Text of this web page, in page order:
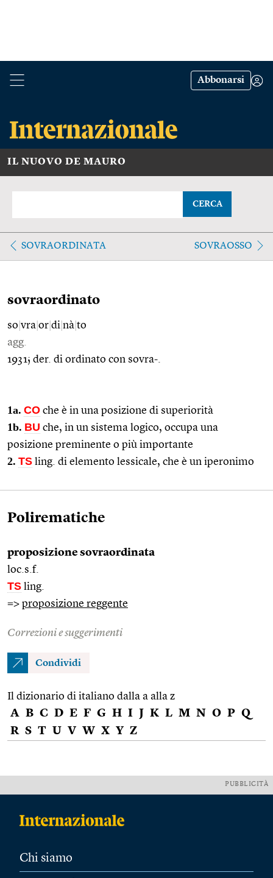
Abbonarsi
IL NUOVO DE MAURO
CERCA
SOVRAORDINATA SOVRAOSSO
sovraordinato
so vra or di nà to
agg.
1931; der. di ordinato con sovra-.
1a. CO che è in una posizione di superiorità
1b. BU che, in un sistema logico, occupa una
posizione preminente o più importante
2. TS ling. di elemento lessicale, che è un iperonimo
Polirematiche
proposizione sovraordinata
loc.s.f.
TS ling.
=> proposizione reggente
Correzioni e suggerimenti
Condividi
Il dizionario di italiano dalla a alla z
A B C D E F G H I J K L M N O P Q
R S T U V W X Y Z
PUBBLICITÀ
Chi siamo